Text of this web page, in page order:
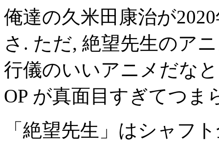
俺達の久米田康治が
さ. ただ, 絶望先生のア
行儀のいいアニメだな
OP が真面目すぎてつま
「絶望先生」はシャフ